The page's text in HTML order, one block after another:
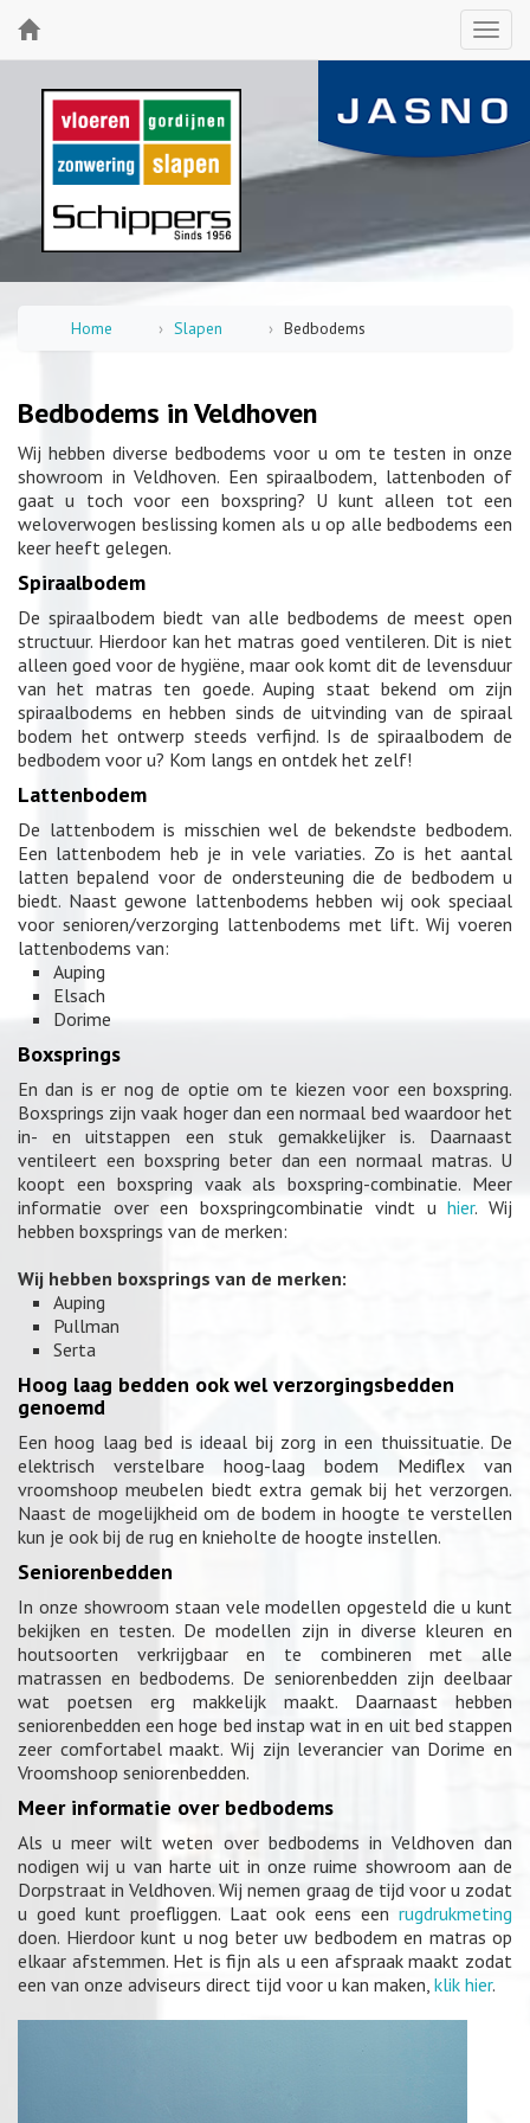
Home Slapen Bedbodems
Bedbodems in Veldhoven
Wij hebben diverse bedbodems voor u om te testen in onze
showroom in Veldhoven. Een spiraalbodem, lattenboden of
gaat u toch voor een boxspring? U kunt alleen tot een
weloverwogen beslissing komen als u op alle bedbodems een
keer heeft gelegen.
Spiraalbodem
De spiraalbodem biedt van alle bedbodems de meest open
structuur. Hierdoor kan het matras goed ventileren. Dit is niet
alleen goed voor de hygiëne, maar ook komt dit de levensduur
van het matras ten goede. Auping staat bekend om zijn
spiraalbodems en hebben sinds de uitvinding van de spiraal
bodem het ontwerp steeds verfijnd. Is de spiraalbodem de
bedbodem voor u? Kom langs en ontdek het zelf!
Lattenbodem
De lattenbodem is misschien wel de bekendste bedbodem.
Een lattenbodem heb je in vele variaties. Zo is het aantal
latten bepalend voor de ondersteuning die de bedbodem u
biedt. Naast gewone lattenbodems hebben wij ook speciaal
voor senioren/verzorging lattenbodems met lift. Wij voeren
lattenbodems van:
Auping
Elsach
Dorime
Boxsprings
En dan is er nog de optie om te kiezen voor een boxspring.
Boxsprings zijn vaak hoger dan een normaal bed waardoor het
in- en uitstappen een stuk gemakkelijker is. Daarnaast
ventileert een boxspring beter dan een normaal matras. U
koopt een boxspring vaak als boxspring-combinatie. Meer
informatie over een boxspringcombinatie vindt uhier. Wij
hebben boxsprings van de merken:
Wij hebben boxsprings van de merken:
Auping
Pullman
Serta
Hoog laag bedden ook wel verzorgingsbedden
genoemd
Een hoog laag bed is ideaal bij zorg in een thuissituatie. De
elektrisch verstelbare hoog-laag bodem Mediflex van
vroomshoop meubelen biedt extra gemak bij het verzorgen.
Naast de mogelijkheid om de bodem in hoogte te verstellen
kun je ook bij de rug en knieholte de hoogte instellen.
Seniorenbedden
In onze showroom staan vele modellen opgesteld die u kunt
bekijken en testen. De modellen zijn in diverse kleuren en
houtsoorten verkrijgbaar en te combineren met alle
matrassen en bedbodems. De seniorenbedden zijn deelbaar
wat poetsen erg makkelijk maakt. Daarnaast hebben
seniorenbedden een hoge bed instap wat in en uit bed stappen
zeer comfortabel maakt. Wij zijn leverancier van Dorime en
Vroomshoop seniorenbedden.
Meer informatie over bedbodems
Als u meer wilt weten over bedbodems in Veldhoven dan
nodigen wij u van harte uit in onze ruime showroom aan de
Dorpstraat in Veldhoven. Wij nemen graag de tijd voor u zodat
u goed kunt proefliggen. Laat ook eens een rugdrukmeting
doen. Hierdoor kunt u nog beter uw bedbodem en matras op
elkaar afstemmen. Het is fijn als u een afspraak maakt zodat
een van onze adviseurs direct tijd voor u kan maken, klik hier.